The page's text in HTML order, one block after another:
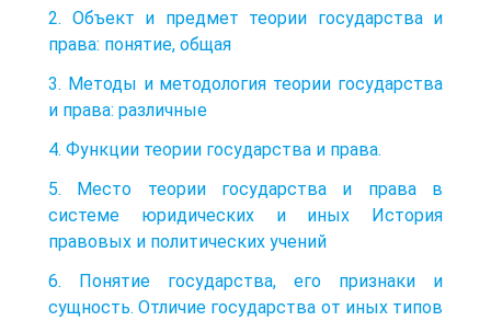
2. Объект и предмет теории государства и
права: понятие, общая
3. Методы и методология теории государства
и права: различные
4. Функции теории государства и права.
5. Место теории государства и права в
системе юридических и иных История
правовых и политических учений
6. Понятие государства, его признаки и
сущность. Отличие государства от иных типов